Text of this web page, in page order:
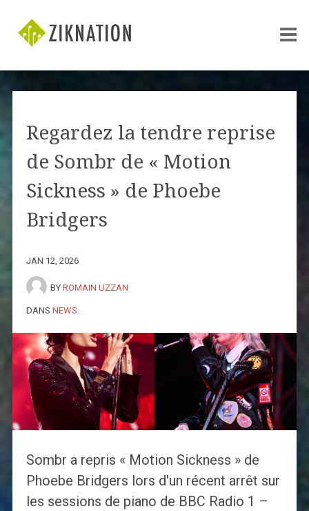
Regardez la tendre reprise
de Sombr de « Motion
Sickness » de Phoebe
Bridgers
JAN 12, 2026
BY ROMAIN UZZAN
DANS NEWS
Sombr a repris « Motion Sickness » de
Phoebe Bridgers lors d'un récent arrêt sur
les sessions de piano de BBC Radio 1 –